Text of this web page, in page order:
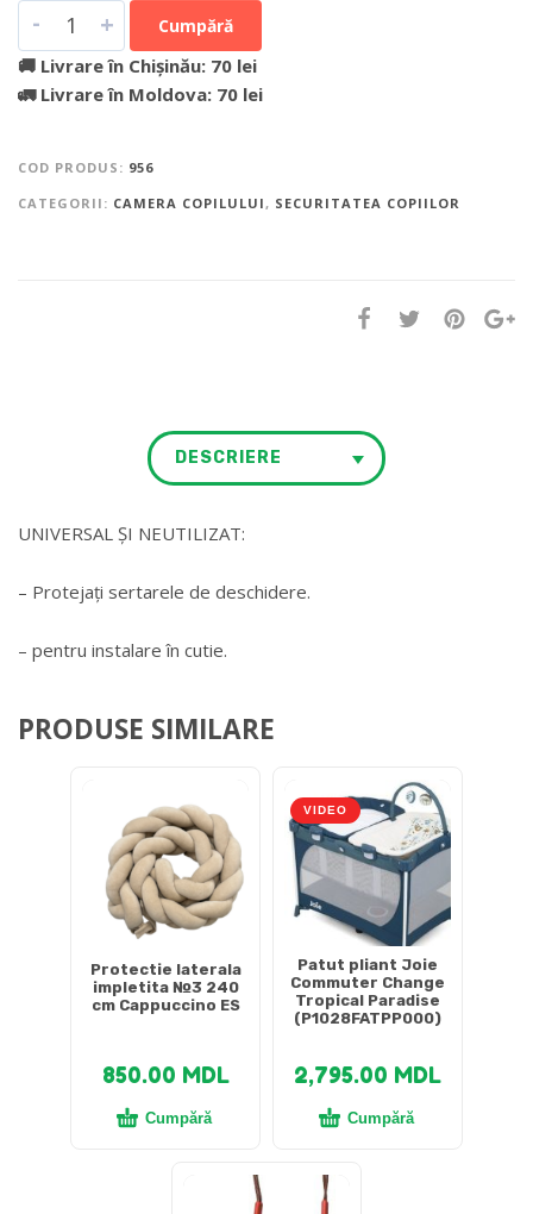
- + Cumpără
🚚 Livrare în Chișinău: 70 lei
🚛 Livrare în Moldova: 70 lei
COD PRODUS: 956
CATEGORII: CAMERA COPILULUI , SECURITATEA COPIILOR
DESCRIERE
UNIVERSAL ȘI NEUTILIZAT:
– Protejați sertarele de deschidere.
– pentru instalare în cutie.
PRODUSE SIMILARE
Protectie laterala
impletita №3 240
cm Cappuccino ES
850.00 MDL
Cumpără
VIDEO
Patut pliant Joie
Commuter Change
Tropical Paradise
(P1028FATPP000)
2,795.00 MDL
Cumpără